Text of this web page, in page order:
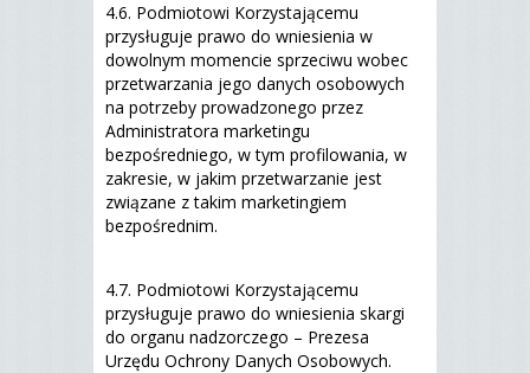
4.6. Podmiotowi Korzystającemu
przysługuje prawo do wniesienia w
dowolnym momencie sprzeciwu wobec
przetwarzania jego danych osobowych
na potrzeby prowadzonego przez
Administratora marketingu
bezpośredniego, w tym profilowania, w
zakresie, w jakim przetwarzanie jest
związane z takim marketingiem
bezpośrednim.
4.7. Podmiotowi Korzystającemu
przysługuje prawo do wniesienia skargi
do organu nadzorczego – Prezesa
Urzędu Ochrony Danych Osobowych.